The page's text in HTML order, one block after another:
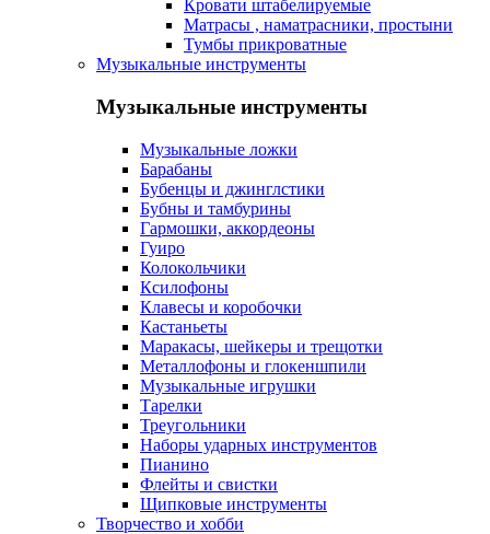
Кровати штабелируемые
Матрасы , наматрасники, простыни
Тумбы прикроватные
Музыкальные инструменты
Музыкальные инструменты
Музыкальные ложки
Барабаны
Бубенцы и джинглстики
Бубны и тамбурины
Гармошки, аккордеоны
Гуиро
Колокольчики
Ксилофоны
Клавесы и коробочки
Кастаньеты
Маракасы, шейкеры и трещотки
Металлофоны и глокеншпили
Музыкальные игрушки
Тарелки
Треугольники
Наборы ударных инструментов
Пианино
Флейты и свистки
Щипковые инструменты
Творчество и хобби